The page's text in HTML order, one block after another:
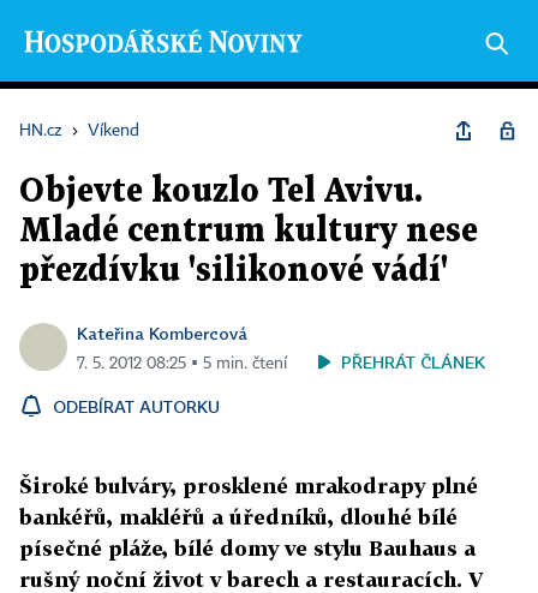
HN.cz › Víkend
Objevte kouzlo Tel Avivu.
Mladé centrum kultury nese
přezdívku 'silikonové vádí'
Kateřina Kombercová
7. 5. 2012 08:25 ▪ 5 min. čtení PŘEHRÁT ČLÁNEK
ODEBÍRAT AUTORKU
Široké bulváry, prosklené mrakodrapy plné
bankéřů, makléřů a úředníků, dlouhé bílé
písečné pláže, bílé domy ve stylu Bauhaus a
rušný noční život v barech a restauracích. V